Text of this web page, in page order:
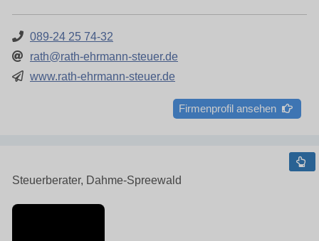
089-24 25 74-32
rath@rath-ehrmann-steuer.de
www.rath-ehrmann-steuer.de
Firmenprofil ansehen
Steuerberater, Dahme-Spreewald